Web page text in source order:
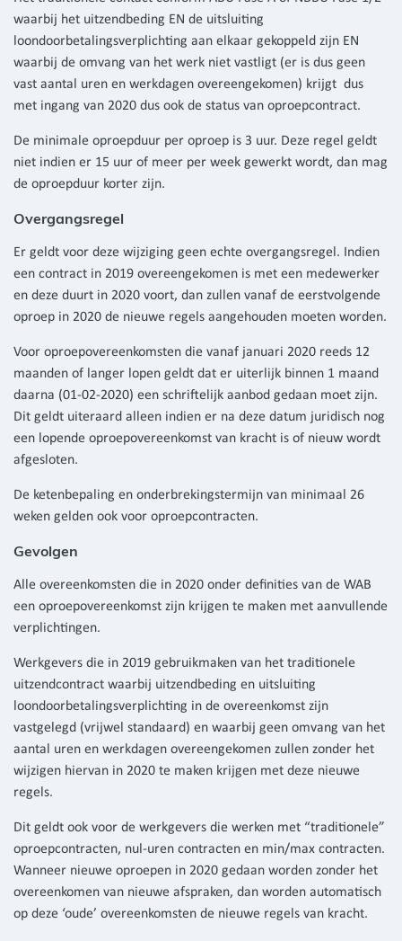
waarbij het uitzendbeding EN de uitsluiting
loondoorbetalingsverplichting aan elkaar gekoppeld zijn EN
waarbij de omvang van het werk niet vastligt (er is dus geen
vast aantal uren en werkdagen overeengekomen) krijgt dus
met ingang van 2020 dus ook de status van oproepcontract.
De minimale oproepduur per oproep is 3 uur. Deze regel geldt
niet indien er 15 uur of meer per week gewerkt wordt, dan mag
de oproepduur korter zijn.
Overgangsregel
Er geldt voor deze wijziging geen echte overgangsregel. Indien
een contract in 2019 overeengekomen is met een medewerker
en deze duurt in 2020 voort, dan zullen vanaf de eerstvolgende
oproep in 2020 de nieuwe regels aangehouden moeten worden.
Voor oproepovereenkomsten die vanaf januari 2020 reeds 12
maanden of langer lopen geldt dat er uiterlijk binnen 1 maand
daarna (01-02-2020) een schriftelijk aanbod gedaan moet zijn.
Dit geldt uiteraard alleen indien er na deze datum juridisch nog
een lopende oproepovereenkomst van kracht is of nieuw wordt
afgesloten.
De ketenbepaling en onderbrekingstermijn van minimaal 26
weken gelden ook voor oproepcontracten.
Gevolgen
Alle overeenkomsten die in 2020 onder definities van de WAB
een oproepovereenkomst zijn krijgen te maken met aanvullende
verplichtingen.
Werkgevers die in 2019 gebruikmaken van het traditionele
uitzendcontract waarbij uitzendbeding en uitsluiting
loondoorbetalingsverplichting in de overeenkomst zijn
vastgelegd (vrijwel standaard) en waarbij geen omvang van het
aantal uren en werkdagen overeengekomen zullen zonder het
wijzigen hiervan in 2020 te maken krijgen met deze nieuwe
regels.
Dit geldt ook voor de werkgevers die werken met “traditionele”
oproepcontracten, nul-uren contracten en min/max contracten.
Wanneer nieuwe oproepen in 2020 gedaan worden zonder het
overeenkomen van nieuwe afspraken, dan worden automatisch
op deze ‘oude’ overeenkomsten de nieuwe regels van kracht.